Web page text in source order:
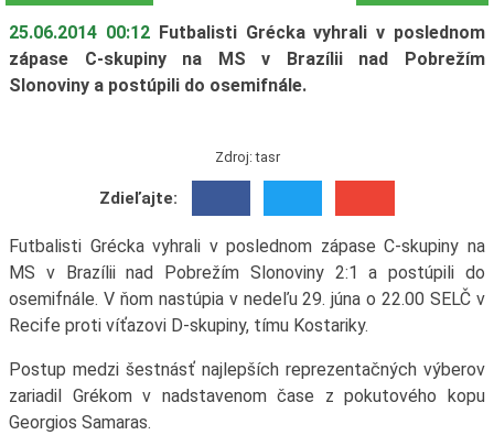
25.06.2014 00:12 Futbalisti Grécka vyhrali v poslednom
zápase C-skupiny na MS v Brazílii nad Pobrežím
Slonoviny a postúpili do osemifnále.
Zdroj: tasr
Zdieľajte:
Futbalisti Grécka vyhrali v poslednom zápase C-skupiny na
MS v Brazílii nad Pobrežím Slonoviny 2:1 a postúpili do
osemifnále. V ňom nastúpia v nedeľu 29. júna o 22.00 SELČ v
Recife proti víťazovi D-skupiny, tímu Kostariky.
Postup medzi šestnásť najlepších reprezentačných výberov
zariadil Grékom v nadstavenom čase z pokutového kopu
Georgios Samaras.